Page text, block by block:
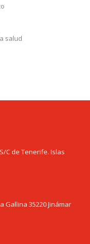
salud
C de Tenerife. Islas
Gallina 35220 Jinámar